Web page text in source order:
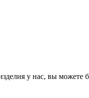
у нас, вы можете